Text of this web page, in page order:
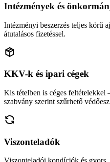
Intézmények és
Intézményi beszerzés teljes körű
átutalásos fizetéssel.
KKV-k és ipari cégek
Kis tételben is céges feltételekkel
szabvány szerint szűrhető
Viszonteladók